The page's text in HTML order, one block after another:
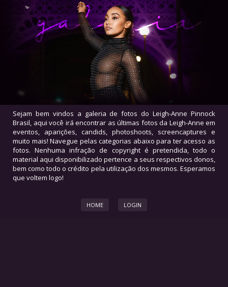
Sejam bem vindos a galeria de fotos do Leigh-Anne Pinnock
Brasil, aqui você irá encontrar as últimas fotos da Leigh-Anne em
eventos, aparições, candids, photoshoots, screencaptures e
muito mais! Navegue pelas categorias abaixo para ter acesso as
fotos. Nenhuma infração de copyright é pretendida, todo o
material aqui disponibilizado pertence a seus respectivos donos,
bem como todo o crédito pela utilização dos mesmos. Esperamos
que voltem logo!
HOME LOGIN